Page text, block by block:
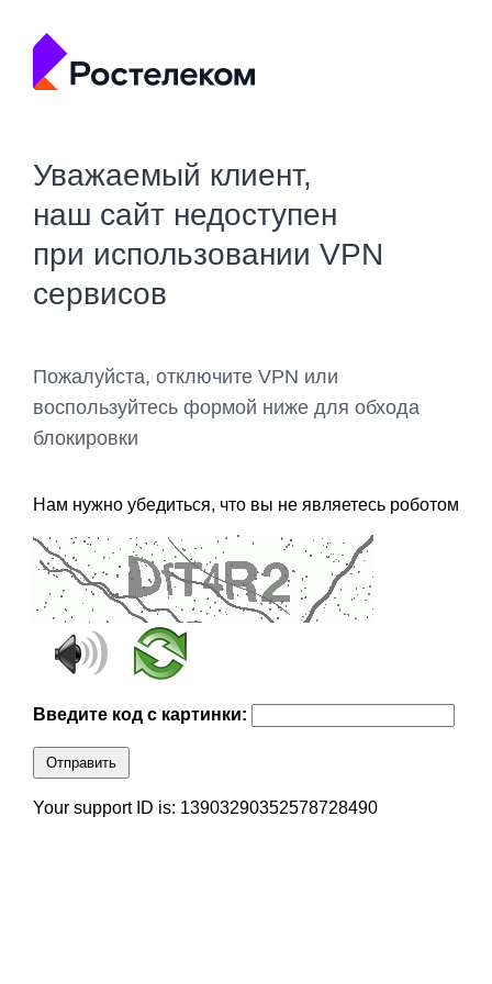
Уважаемый клиент,
наш сайт недоступен
при использовании VPN
сервисов
Пожалуйста, отключите VPN или
воспользуйтесь формой ниже для обхода
блокировки
Нам нужно убедиться, что вы не являетесь роботом
Введите код с картинки:
Отправить
Your support ID is: 13903290352578728490